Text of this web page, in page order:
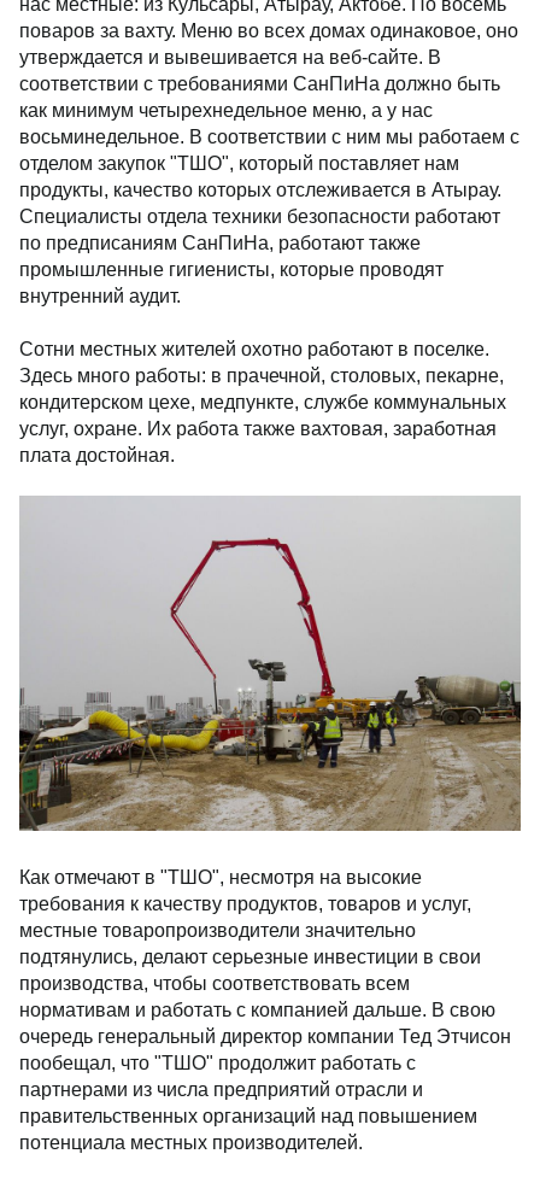
нас местные: из Кульсары, Атырау, Актобе. По восемь
поваров за вахту. Меню во всех домах одинаковое, оно
утверждается и вывешивается на веб-сайте. В
соответствии с требованиями СанПиНа должно быть
как минимум четырехнедельное меню, а у нас
восьминедельное. В соответствии с ним мы работаем с
отделом закупок "ТШО", который поставляет нам
продукты, качество которых отслеживается в Атырау.
Специалисты отдела техники безопасности работают
по предписаниям СанПиНа, работают также
промышленные гигиенисты, которые проводят
внутренний аудит.
Сотни местных жителей охотно работают в поселке.
Здесь много работы: в прачечной, столовых, пекарне,
кондитерском цехе, медпункте, службе коммунальных
услуг, охране. Их работа также вахтовая, заработная
плата достойная.
Как отмечают в "ТШО", несмотря на высокие
требования к качеству продуктов, товаров и услуг,
местные товаропроизводители значительно
подтянулись, делают серьезные инвестиции в свои
производства, чтобы соответствовать всем
нормативам и работать с компанией дальше. В свою
очередь генеральный директор компании Тед Этчисон
пообещал, что "ТШО" продолжит работать с
партнерами из числа предприятий отрасли и
правительственных организаций над повышением
потенциала местных производителей.